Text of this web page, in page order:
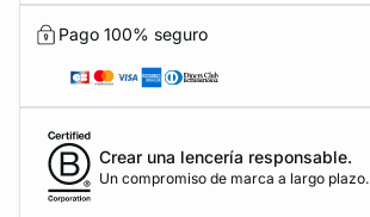
Pago 100% seguro
Crear una lencería responsable.
Un compromiso de marca a largo plazo.